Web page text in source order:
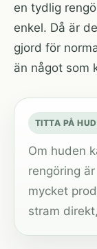
en tydlig
enkel. Då är
gjord för
än något som
TITTA PÅ
Om huden
rengöring
mycket
stram